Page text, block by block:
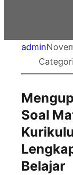
admin
Soal
Belajar